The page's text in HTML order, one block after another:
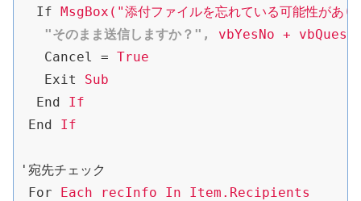
If MsgBox("添付ファイルを忘れている可能性が
"そのまま送信しますか？",
vbYesNo +
Cancel
= True
Exit
Sub
End
If
End
If
'宛先チェック
For
Each recInfo In Item.Recipients